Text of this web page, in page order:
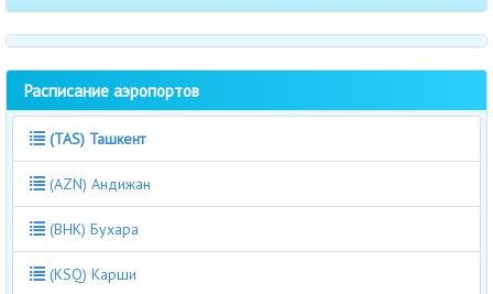
Расписание аэропортов
(TAS) Ташкент
(AZN) Андижан
(BHK) Бухара
(KSQ) Карши